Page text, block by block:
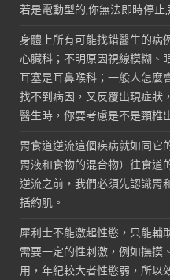
若是電動型的,你無法即時停
身體上所有可能找錯醫生的病
心臟科；不明原因視線模糊、
耳塞是耳鼻喉科；一般人怎麼
找不到病因，又反覆出現症狀
醫生時，你要考慮是不是頸椎
胃食道逆流這個疾病就如同它
胃液和食物的混合物）往食道
逆流之前，我們必須先認識胃
括約肌。
犀利士不能激起性慾，只能輔
需要一定的性刺激，例如撫摸
用，年紀較大者性慾弱，所以